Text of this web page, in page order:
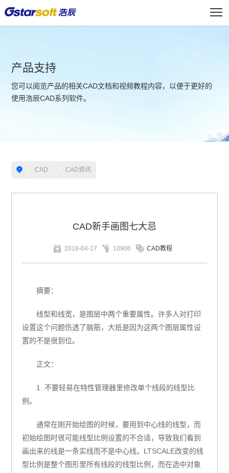
产品支持
您可以阅览产品的相关CAD文档和视频教程内容，以便于更好的
使用浩辰CAD系列软件。
CAD CAD资讯
CAD新手画图七大忌
2018-04-17 10906 CAD教程
摘要：
线型和线宽，是图层中两个重要属性。许多人对打印
设置这个问题伤透了脑筋，大抵是因为这两个图层属性设
置的不是很到位。
正文：
1. 不要轻易在特性管理器里修改单个线段的线型比
例。
通常在刚开始绘图的时候，要用到中心线的线型，而
初始绘图时很可能线型比例设置的不合适，导致我们看到
画出来的线是一条实线而不是中心线。LTSCALE改变的线
型比例是整个图形里所有线段的线型比例，而在选中对象